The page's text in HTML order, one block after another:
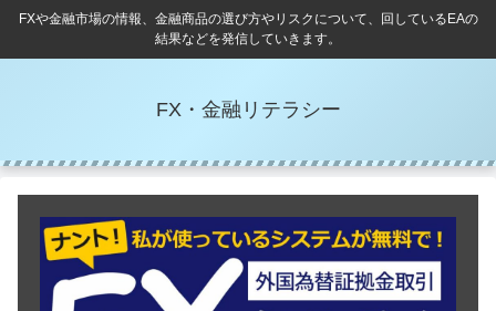
FXや金融市場の情報、金融商品の選び方やリスクについて、回しているEAの
結果などを発信していきます。
FX・金融リテラシー